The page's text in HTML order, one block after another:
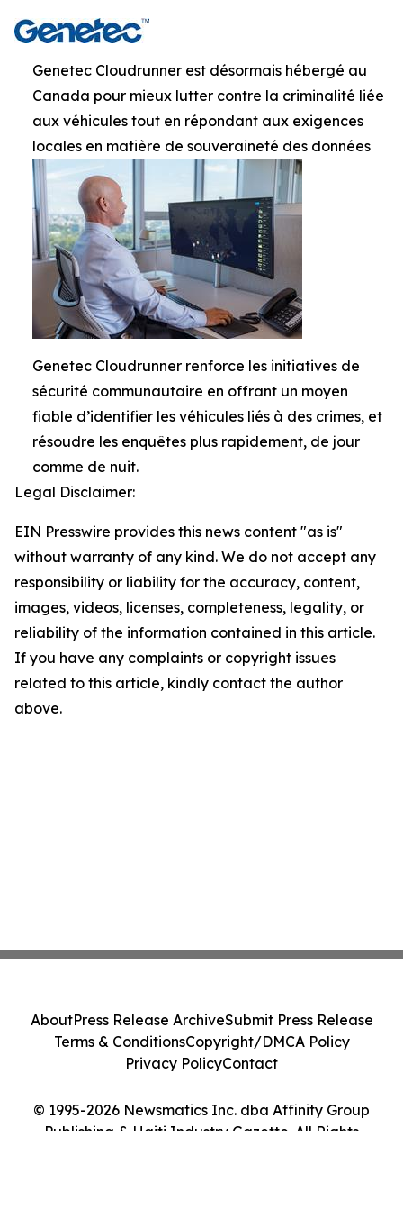
Genetec Cloudrunner est désormais hébergé au
Canada pour mieux lutter contre la criminalité liée
aux véhicules tout en répondant aux exigences
locales en matière de souveraineté des données
Genetec Cloudrunner renforce les initiatives de
sécurité communautaire en offrant un moyen
fiable d’identifier les véhicules liés à des crimes, et
résoudre les enquêtes plus rapidement, de jour
comme de nuit.
Legal Disclaimer:
EIN Presswire provides this news content "as is"
without warranty of any kind. We do not accept any
responsibility or liability for the accuracy, content,
images, videos, licenses, completeness, legality, or
reliability of the information contained in this article.
If you have any complaints or copyright issues
related to this article, kindly contact the author
above.
© 1995-2026 Newsmatics Inc. dba Affinity Group
Publishing & Haiti Industry Gazette. All Rights
AboutPress Release ArchiveSubmit Press Release
Terms & ConditionsCopyright/DMCA Policy
Privacy PolicyContact